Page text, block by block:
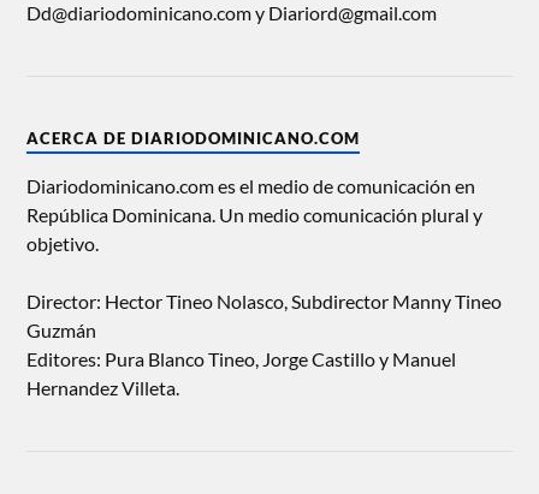
Dd@diariodominicano.com y Diariord@gmail.com
ACERCA DE DIARIODOMINICANO.COM
Diariodominicano.com es el medio de comunicación en
República Dominicana. Un medio comunicación plural y
objetivo.
Director: Hector Tineo Nolasco, Subdirector Manny Tineo
Guzmán
Editores: Pura Blanco Tineo, Jorge Castillo y Manuel
Hernandez Villeta.